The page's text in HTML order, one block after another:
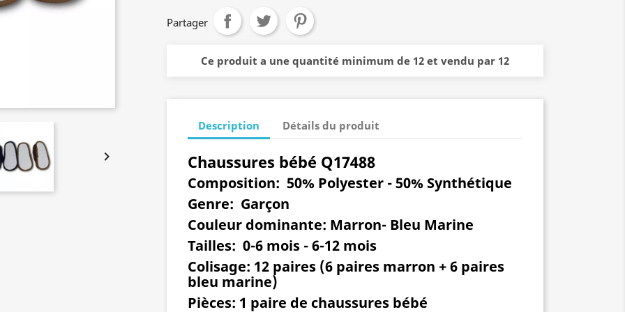

Partager
Ce produit a une quantité minimum de 12 et vendu par 12
Description Détails du produit
Chaussures bébé Q17488
Composition: 50% Polyester - 50% Synthétique
Genre: Garçon
Couleur dominante: Marron- Bleu Marine
Tailles: 0-6 mois - 6-12 mois
Colisage: 12 paires (6 paires marron + 6 paires
bleu marine)
Pièces: 1 paire de chaussures bébé